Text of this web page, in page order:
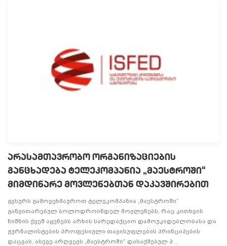
არასამთავრობო ორგანიზაციების
განცხადება ტელეკომპანია „მაესტროში“
მიმდინარე მოვლენებთან დაკავშირებით
გვსურს გამოვეხმაუროთ ტელეკომპანია „მაესტროში“
განვითარებულ ბოლოდროინდელ მოვლენებს, რაც კითხვის
ნიშნის ქვეშ აყენებს არხის სარედაქციო დამოუკიდებლობასა და
ჟურნალისტების პროფესიული თავისუფლების პრინციპების
დაცვას, ასევე არღვევს „მაესტროში“ დასაქმებულ პ ...